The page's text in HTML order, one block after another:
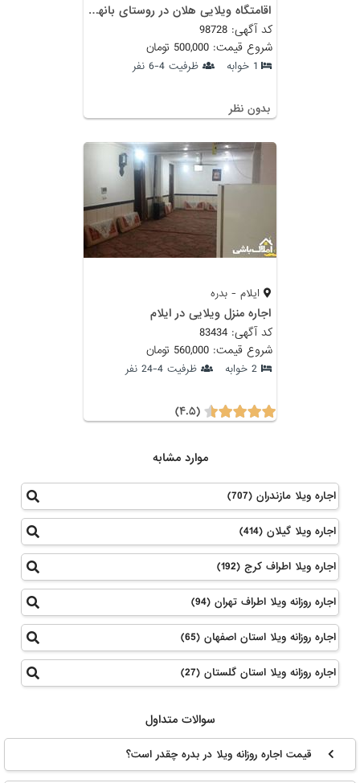
اقامتگاه ویلایی هلان در روستای بانهلان (زیرهمکف)
کد آگهی: 98728
شروع قیمت: 500,000 تومان
1 خوابه ظرفیت 4-6 نفر
بدون نظر
ایلام - بدره
اجاره منزل ویلایی در ایلام
کد آگهی: 83434
شروع قیمت: 560,000 تومان
2 خوابه ظرفیت 4-24 نفر
(۴.۵)
موارد مشابه
اجاره ویلا مازندران (707)
اجاره ویلا گیلان (414)
اجاره ویلا اطراف کرج (192)
اجاره روزانه ویلا اطراف تهران (94)
اجاره روزانه ویلا استان اصفهان (65)
اجاره روزانه ویلا استان گلستان (27)
سوالات متداول
قیمت اجاره روزانه ویلا در بدره چقدر است؟